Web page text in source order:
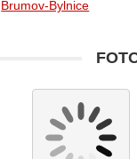
Brumov-Bylnice